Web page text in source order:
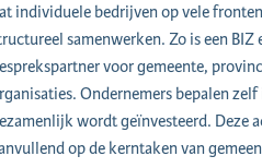
individuele bedrijven op vele
samenwerken. Zo is een BIZ
voor gemeente,
Ondernemers bepalen zelf
wordt geïnvesteerd. Deze
op de kerntaken van